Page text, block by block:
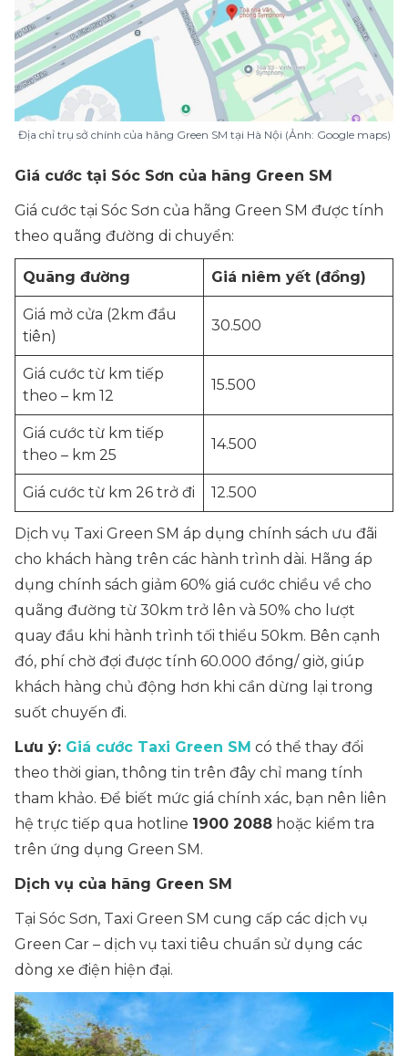
Địa chỉ trụ sở chính của hãng Green SM tại Hà Nội (Ảnh: Google maps)
Giá cước tại Sóc Sơn của hãng Green SM
Giá cước tại Sóc Sơn của hãng Green SM được tính
theo quãng đường di chuyển:
Quãng đường Giá niêm yết (đồng)
Giá mở cửa (2km đầu
tiên)
30.500
Giá cước từ km tiếp
theo – km 12
15.500
Giá cước từ km tiếp
theo – km 25
14.500
Giá cước từ km 26 trở đi 12.500
Dịch vụ Taxi Green SM áp dụng chính sách ưu đãi
cho khách hàng trên các hành trình dài. Hãng áp
dụng chính sách giảm 60% giá cước chiều về cho
quãng đường từ 30km trở lên và 50% cho lượt
quay đầu khi hành trình tối thiểu 50km. Bên cạnh
đó, phí chờ đợi được tính 60.000 đồng/ giờ, giúp
khách hàng chủ động hơn khi cần dừng lại trong
suốt chuyến đi.
Lưu ý: Giá cước Taxi Green SM có thể thay đổi
theo thời gian, thông tin trên đây chỉ mang tính
tham khảo. Để biết mức giá chính xác, bạn nên liên
hệ trực tiếp qua hotline 1900 2088 hoặc kiểm tra
trên ứng dụng Green SM.
Dịch vụ của hãng Green SM
Tại Sóc Sơn, Taxi Green SM cung cấp các dịch vụ
Green Car – dịch vụ taxi tiêu chuẩn sử dụng các
dòng xe điện hiện đại.